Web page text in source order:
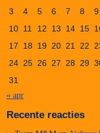
3
4 5 6 7 8
9
10 11 12 13 14 15
17
18 19 20 21 22
24 25 26 27 28 29
31
« apr
Recente reacties